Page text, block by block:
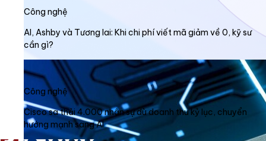
Công nghệ
AI, Ashby và Tương lai: Khi chi phí viết mã giảm về 0, kỹ sư
cần gì?
Công nghệ
Cisco sa thải 4.000 nhân sự dù doanh thu kỷ lục, chuyển
hướng mạnh sang AI